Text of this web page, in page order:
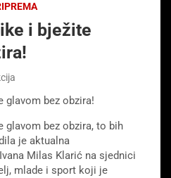
i bježite
glavom bez obzira!
glavom bez obzira, to bih
je aktualna
Milas Klarić na sjednici
mlade i sport koji je